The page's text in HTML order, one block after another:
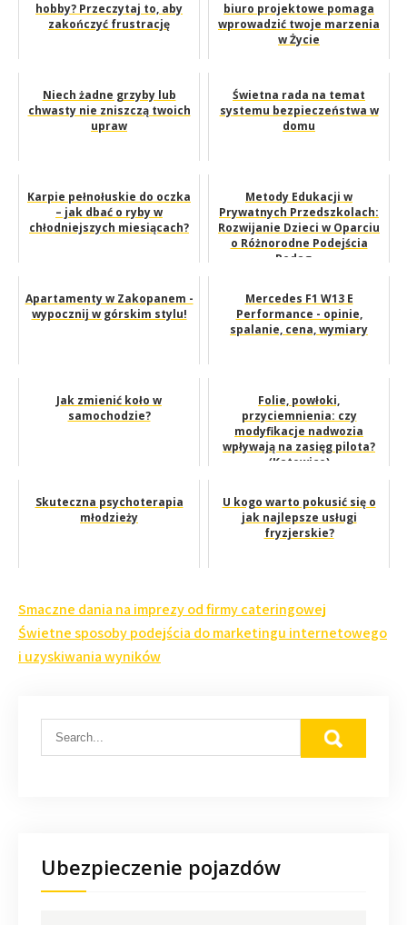
hobby? Przeczytaj to, aby
zakończyć frustrację
biuro projektowe pomaga
wprowadzić twoje marzenia
w Życie
Niech żadne grzyby lub
chwasty nie zniszczą twoich
upraw
Świetna rada na temat
systemu bezpieczeństwa w
domu
Karpie pełnołuskie do oczka
– jak dbać o ryby w
chłodniejszych miesiącach?
Metody Edukacji w
Prywatnych Przedszkolach:
Rozwijanie Dzieci w Oparciu
o Różnorodne Podejścia
Pedag...
Apartamenty w Zakopanem -
wypocznij w górskim stylu!
Mercedes F1 W13 E
Performance - opinie,
spalanie, cena, wymiary
Jak zmienić koło w
samochodzie?
Folie, powłoki,
przyciemnienia: czy
modyfikacje nadwozia
wpływają na zasięg pilota?
(Katowice)
Skuteczna psychoterapia
młodzieży
U kogo warto pokusić się o
jak najlepsze usługi
fryzjerskie?
Nawigacja
wpisu
Smaczne dania na imprezy od firmy cateringowej
Świetne sposoby podejścia do marketingu internetowego
i uzyskiwania wyników
Ubezpieczenie pojazdów